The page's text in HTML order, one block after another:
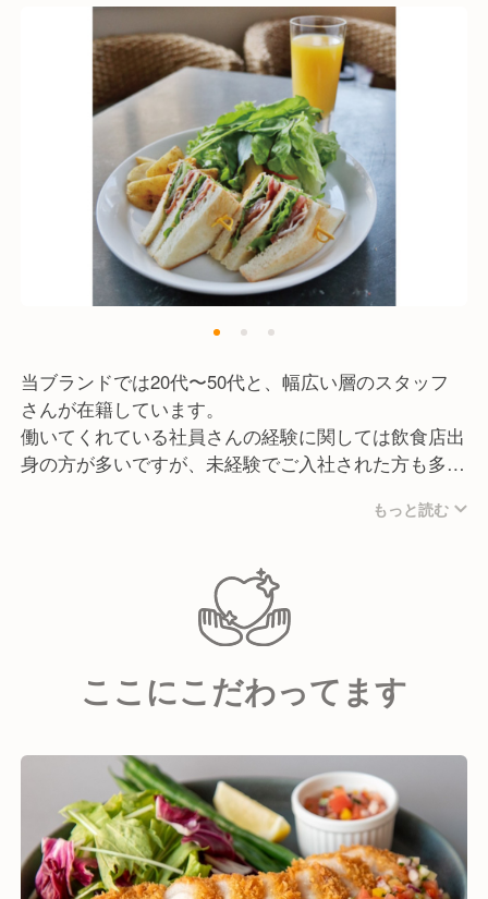
おかげさまでどの店舗もお客様にご支持いただく人気
店となっています。
当ブランドはこれからも"ちょっとした幸せ"を、世界
中の人に届けていくためにブラッシュアップ、そして
事業拡大を進めてまいります。
当ブランドでは20代〜50代と、幅広い層のスタッフ
さんが在籍しています。
働いてくれている社員さんの経験に関しては飲食店出
身の方が多いですが、未経験でご入社された方も多数
様々な世代・経験層が混じっている環境の中でチーム
ワークを意識して、みんなコミュニケーションを心が
けながら仕事に取り組んでくれています。
《どんな人に来て欲しい？》
お客様だけでなく、仲間の気持ちになって寄り添う。
期待に応え、超え続けるために勇気を出して、やって
みる。
新しい知識を吸収し続け、柔軟に動く。
もっと読む
ここにこだわってます